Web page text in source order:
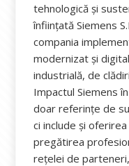
tehnologică și
înființată Siemens
compania
modernizat și
industrială, de
Impactul Siemens
doar referințe de
ci include și
pregătirea
rețelei de